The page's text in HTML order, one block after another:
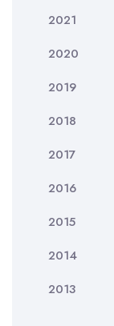
2021
2020
2019
2018
2017
2016
2015
2014
2013